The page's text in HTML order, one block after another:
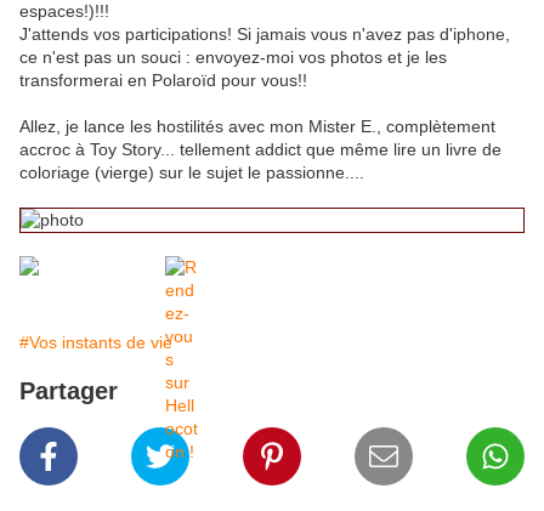
espaces!)!!!
J'attends vos participations! Si jamais vous n'avez pas d'iphone,
ce n'est pas un souci : envoyez-moi vos photos et je les
transformerai en Polaroïd pour vous!!
Allez, je lance les hostilités avec mon Mister E., complètement
accroc à Toy Story... tellement addict que même lire un livre de
coloriage (vierge) sur le sujet le passionne....
#Vos instants de vie
Partager